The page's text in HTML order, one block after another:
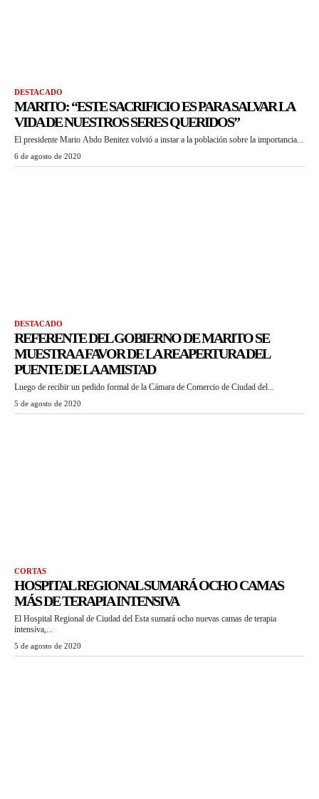
DESTACADO
MARITO: “ESTE SACRIFICIO ES PARA SALVAR LA
VIDA DE NUESTROS SERES QUERIDOS”
El presidente Mario Abdo Benitez volvió a instar a la población sobre la importancia...
6 de agosto de 2020
DESTACADO
REFERENTE DEL GOBIERNO DE MARITO SE
MUESTRA A FAVOR DE LA REAPERTURA DEL
PUENTE DE LA AMISTAD
Luego de recibir un pedido formal de la Cámara de Comercio de Ciudad del...
5 de agosto de 2020
CORTAS
HOSPITAL REGIONAL SUMARÁ OCHO CAMAS
MÁS DE TERAPIA INTENSIVA
El Hospital Regional de Ciudad del Esta sumará ocho nuevas camas de terapia
intensiva,...
5 de agosto de 2020